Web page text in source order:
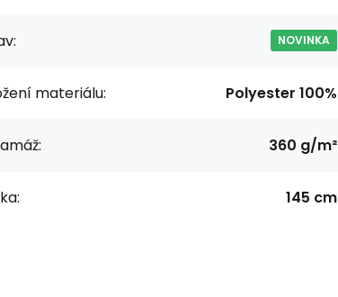
NOVINKA
materiálu: Polyester 100%
360 g/m²
145 cm